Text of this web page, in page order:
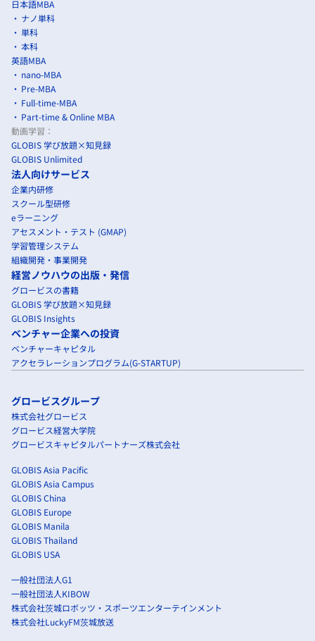
日本語MBA
ナノ単科
単科
本科
英語MBA
nano-MBA
Pre-MBA
Full-time-MBA
Part-time & Online MBA
動画学習：
GLOBIS 学び放題×知見録
GLOBIS Unlimited
法人向けサービス
企業内研修
スクール型研修
eラーニング
アセスメント・テスト (GMAP)
学習管理システム
組織開発・事業開発
経営ノウハウの出版・発信
グロービスの書籍
GLOBIS 学び放題×知見録
GLOBIS Insights
ベンチャー企業への投資
ベンチャーキャピタル
アクセラレーションプログラム(G-STARTUP)
グロービスグループ
株式会社グロービス
グロービス経営大学院
グロービスキャピタルパートナーズ株式会社
GLOBIS Asia Pacific
GLOBIS Asia Campus
GLOBIS China
GLOBIS Europe
GLOBIS Manila
GLOBIS Thailand
GLOBIS USA
一般社団法人G1
一般社団法人KIBOW
株式会社茨城ロボッツ・スポーツエンターテインメント
株式会社LuckyFM茨城放送